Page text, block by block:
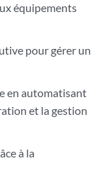
équipements
pour gérer un
en automatisant
et la gestion
à la